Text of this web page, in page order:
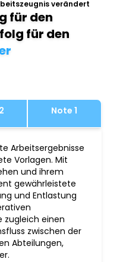
verändert
für den
für den
Note 1
Arbeitsergebnisse
Vorlagen. Mit
und ihrem
gewährleistete
und Entlastung
zugleich einen
zwischen der
Abteilungen,